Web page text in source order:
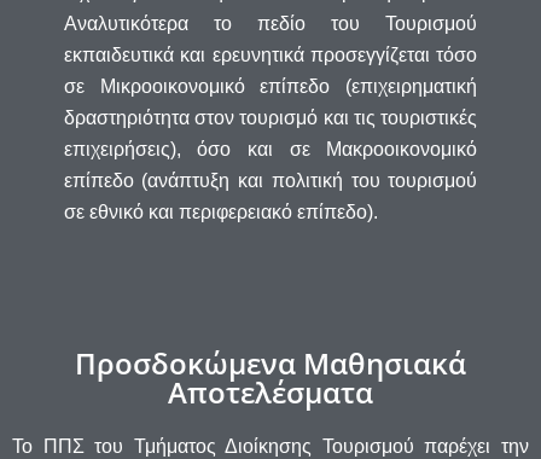
Αναλυτικότερα το πεδίο του Τουρισμού
εκπαιδευτικά και ερευνητικά προσεγγίζεται τόσο
σε Μικροοικονομικό επίπεδο (επιχειρηματική
δραστηριότητα στον τουρισμό και τις τουριστικές
επιχειρήσεις), όσο και σε Μακροοικονομικό
επίπεδο (ανάπτυξη και πολιτική του τουρισμού
σε εθνικό και περιφερειακό επίπεδο).
Προσδοκώμενα Μαθησιακά
Αποτελέσματα
Το ΠΠΣ του Τμήματος Διοίκησης Τουρισμού παρέχει την